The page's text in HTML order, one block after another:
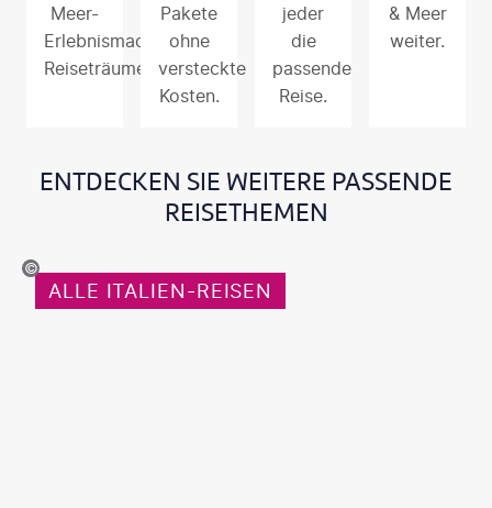
Meer-
Erlebnismacher
Reiseträume.
Pakete
ohne
versteckte
Kosten.
jeder
die
passende
Reise.
& Meer
weiter.
ENTDECKEN SIE WEITERE PASSENDE
REISETHEMEN
Cherkas
ALLE ITALIEN-REISEN